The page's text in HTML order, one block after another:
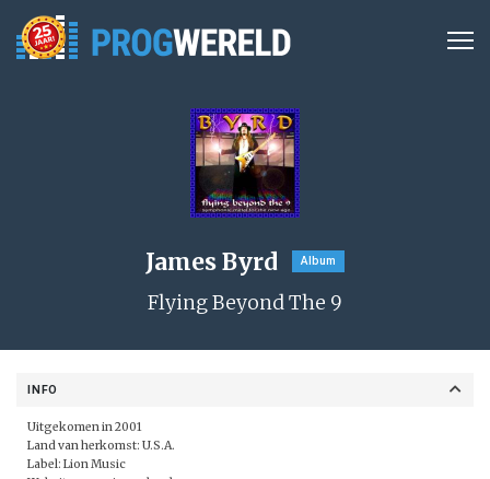
James Byrd Album
Flying Beyond The 9
INFO
Uitgekomen in 2001
Land van herkomst: U.S.A.
Label: Lion Music